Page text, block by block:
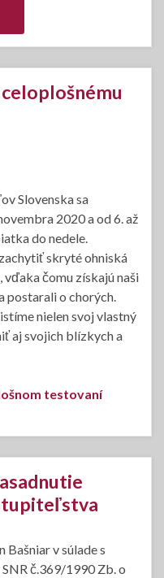
Slovenska sa
2020 a od 6. až
do nedele.
skryté ohniská
vďaka čomu získajú naši
postarali o chorých.
nielen svoj vlastný
aj svojich blízkych a
testovaní
Bašniar v súlade s
č.369/1990 Zb. o